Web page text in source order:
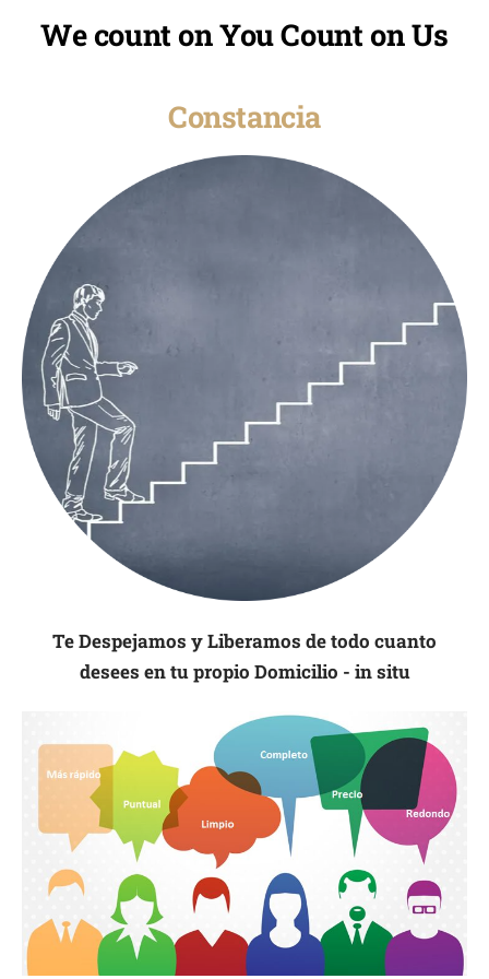
We count on You Count on Us
Constancia
Te Despejamos y Liberamos de todo cuanto
desees en tu propio Domicilio - in situ